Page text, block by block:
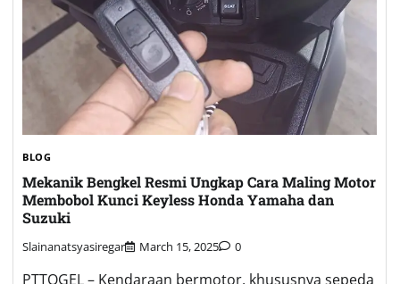
BLOG
Mekanik Bengkel Resmi Ungkap Cara Maling Motor
Membobol Kunci Keyless Honda Yamaha dan
Suzuki
Slainanatsyasiregar March 15, 2025 0
PTTOGEL – Kendaraan bermotor, khususnya sepeda